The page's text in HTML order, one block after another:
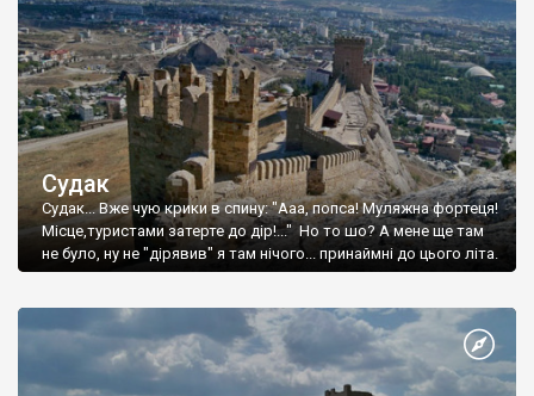
Судак
Судак... Вже чую крики в спину: "Ааа, попса! Муляжна фортеця!
Місце,туристами затерте до дір!..." Но то шо? А мене ще там
не було, ну не "дірявив" я там нічого... принаймні до цього літа.